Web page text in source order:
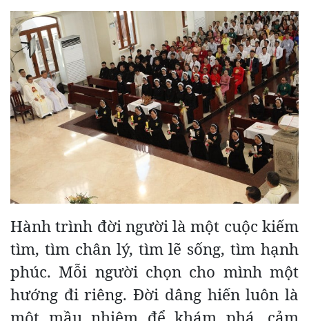
Hành trình đời người là một cuộc kiếm
tìm, tìm chân lý, tìm lẽ sống, tìm hạnh
phúc. Mỗi người chọn cho mình một
hướng đi riêng. Đời dâng hiến luôn là